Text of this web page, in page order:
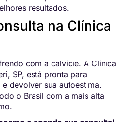
resultados.
na Clínica
com a calvície. A Clínica
SP, está pronta para
devolver sua autoestima.
o Brasil com a mais alta